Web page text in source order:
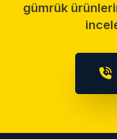
gümrük